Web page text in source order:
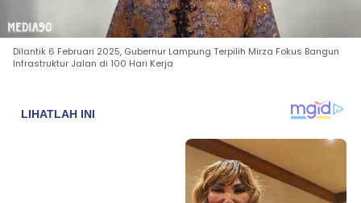
Dilantik 6 Februari 2025, Gubernur Lampung Terpilih Mirza Fokus Bangun
Infrastruktur Jalan di 100 Hari Kerja